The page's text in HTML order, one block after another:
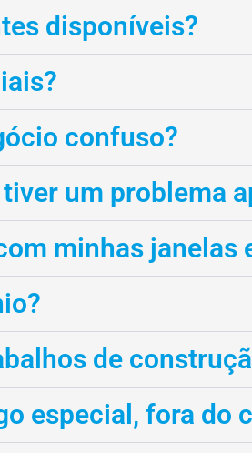
disponíveis?
confuso?
um problema
minhas janelas
de
especial, fora do